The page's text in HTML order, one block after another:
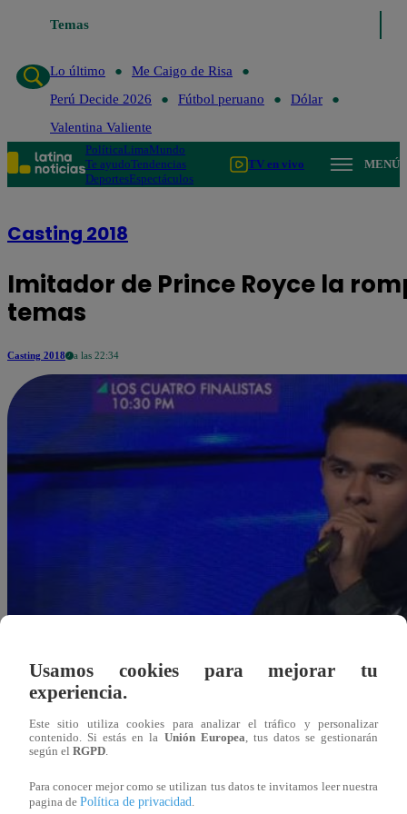
Temas
Lo último
Me Caigo de Risa
Perú Decide 2026
Fútbol peruano
Dólar
Valentina Valiente
PolíticaLimaMundo
Te ayudoTendencias
DeportesEspectáculos
TV en vivo MENÚ
Casting 2018
Imitador de Prince Royce la
temas
Casting 2018 a las 22:34
Redacción Latina
Usamos cookies para mejorar tu
experiencia.
Este sitio utiliza cookies para analizar el tráfico y personalizar
contenido. Si estás en la Unión Europea, tus datos se gestionarán
según el RGPD.
Para conocer mejor como se utilizan tus datos te invitamos leer nuestra
pagina de Política de privacidad.